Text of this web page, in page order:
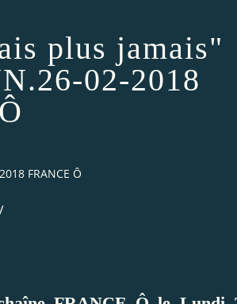
plus jamais"
02-2018
FRANCE Ô